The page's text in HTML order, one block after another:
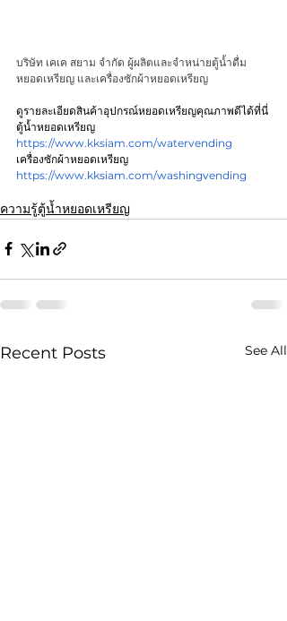
บริษัท เคเค สยาม จำกัด ผู้ผลิตและจำหน่ายตู้น้ำดื่ม
หยอดเหรียญ และเครื่องซักผ้าหยอดเหรียญ
ดูรายละเอียดสินค้าอุปกรณ์หยอดเหรียญคุณภาพดีได้ที่นี่
ตู้น้ำหยอดเหรียญ
https://www.kksiam.com/watervending
เครื่องซักผ้าหยอดเหรียญ
https://www.kksiam.com/washingvending
ความรู้ตู้น้ำหยอดเหรียญ
Recent Posts See All